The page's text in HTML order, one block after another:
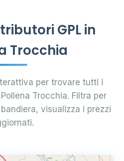
GPL in
Trocchia
per trovare tutti i
Trocchia. Filtra per
visualizza i prezzi